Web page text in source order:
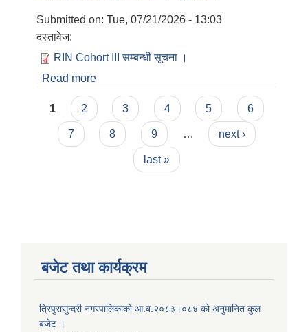
Submitted on: Tue, 07/21/2026 - 13:03
दस्तावेज:
RIN Cohort III सम्बन्धी सूचना ।
Read more
Pages
1 2 3 4 5 6
7 8 9 … next ›
last »
बजेट तथा कार्यक्रम
त्रिपुरासुन्दरी नगरपालिकाको आ.ब.२०८३।०८४ को अनुमानित कुल
बजेट ।